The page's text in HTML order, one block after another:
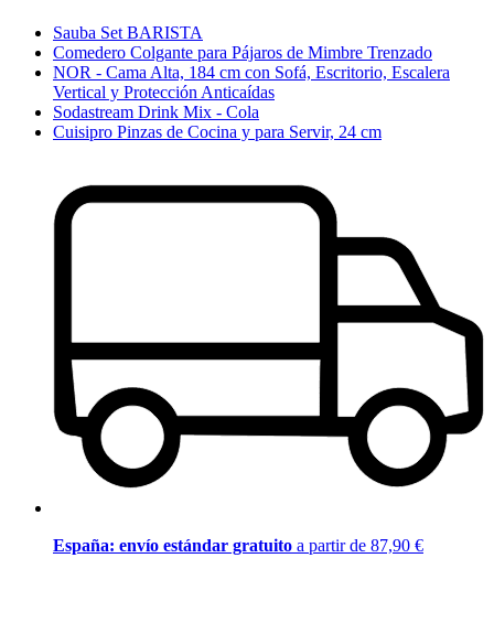
Sauba Set BARISTA
Comedero Colgante para Pájaros de Mimbre Trenzado
NOR - Cama Alta, 184 cm con Sofá, Escritorio, Escalera
Vertical y Protección Anticaídas
Sodastream Drink Mix - Cola
Cuisipro Pinzas de Cocina y para Servir, 24 cm
España: envío estándar gratuito a partir de 87,90 €